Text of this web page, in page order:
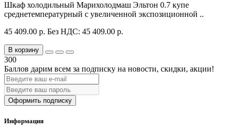
Шкаф холодильный Марихолодмаш Эльтон 0.7 купе
среднетемпературный с увеличенной экспозиционной ..
45 409.00 р. Без НДС: 45 409.00 р.
В корзину
300
Баллов дарим всем за подписку на новости, скидки, акции!
Оформить подписку
Информация